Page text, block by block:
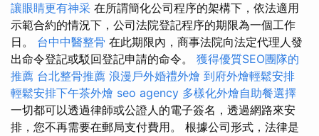
讓眼睛更有神采 在所謂簡化公司程序的架構下，依法適用
示範合約的情況下，公司法院登記程序的期限為一個工作
日。 台中中醫整骨 在此期限內，商事法院向法定代理人發
出命令登記或駁回登記申請的命令。 獲得優質SEO團隊的
推薦 台北整骨推薦 浪漫戶外婚禮外燴 到府外燴輕鬆安排
輕鬆安排下午茶外燴 seo agency 多樣化外燴自助餐選擇
一切都可以透過律師或公證人的電子簽名，透過網路來安
排，您不再需要在郵局支付費用。 根據公司形式，法律是